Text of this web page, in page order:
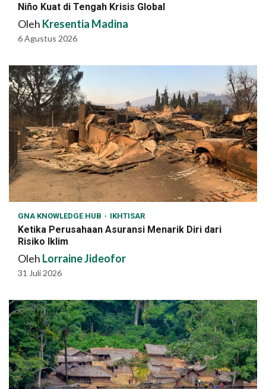
Niño Kuat di Tengah Krisis Global
Oleh Kresentia Madina
6 Agustus 2026
GNA KNOWLEDGE HUB IKHTISAR
Ketika Perusahaan Asuransi Menarik Diri dari
Risiko Iklim
Oleh Lorraine Jideofor
31 Juli 2026